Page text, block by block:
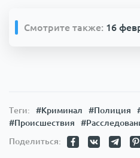
Смотрите также: 16
Теги: #Криминал #Полиция
#Происшествия
Поделиться: